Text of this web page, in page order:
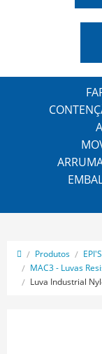
Produtos EPI'S
MAC3 - Luvas
Luva Industrial